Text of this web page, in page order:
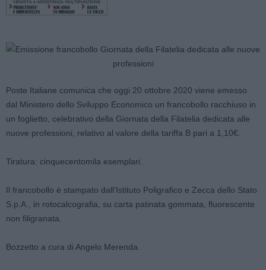
Poste Italiane comunica che oggi 20 ottobre 2020 viene emesso
dal Ministero dello Sviluppo Economico un francobollo racchiuso in
un foglietto, celebrativo della Giornata della Filatelia dedicata alle
nuove professioni, relativo al valore della tariffa B pari a 1,10€.
Tiratura: cinquecentomila esemplari.
Il francobollo è stampato dall’Istituto Poligrafico e Zecca dello Stato
S.p.A., in rotocalcografia, su carta patinata gommata, fluorescente
non filigranata.
Bozzetto a cura di Angelo Merenda.